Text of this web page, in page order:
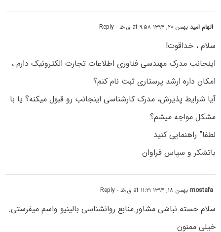
الهام امیدبهمن ۲۰, ۱۳۹۴ at ۹:۵۸ ق٫ظ - Reply
سلام ، خداقوت!
اینجانب مدرک مهندسی فناوری اطلاعات تجارت الکترونیک دارم ،
امکان داره ارشد پرستاری ثبت نام کنم؟
آیا شرایط پذیرش، مدرک کارشناسی اینجانب رو قبول میکنه؟ یا با
مشکل مواجه میشم؟
لطفا” راهنمایی کنید
باتشکر و سپاس فراوان
mostafaبهمن ۱۸, ۱۳۹۴ at ۱۱:۲۱ ق٫ظ - Reply
سلام خسته نباشی مشاور.منابع روانشناسی بالینیو واسم میفرستی.
خیلی ممنون